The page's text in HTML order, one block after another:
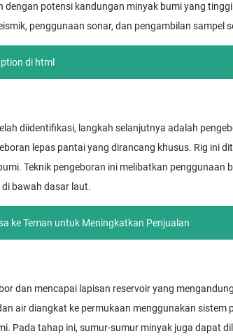
potensi kandungan minyak bumi yang
penggunaan sonar, dan pengambilan sampel
di html
diidentifikasi, langkah selanjutnya adalah
lepas pantai yang dirancang khusus. Rig ini
Teknik pengeboran ini melibatkan penggunaan
bawah dasar laut.
ke Teman untuk Meningkatkan Penjualan
dan mencapai lapisan reservoir yang
air diangkat ke permukaan menggunakan sistem
Pada tahap ini, sumur-sumur minyak juga dapat